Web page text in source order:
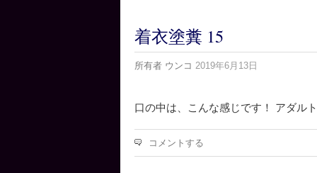
着衣塗糞 15
所有者 ウンコ 2019年6月13日
口の中は、こんな感じです！ アダル
コメントする